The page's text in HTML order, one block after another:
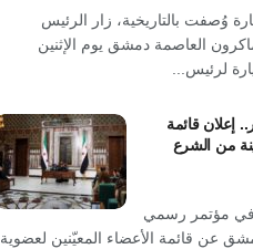
وُصفت بالتاريخية، زار الرئيس
العاصمة دمشق يوم الإثنين
لرئيس...
إعلان قائمة
من الشرع
في مؤتمر رسمي
عن قائمة الأعضاء المعيّنين لعضوية